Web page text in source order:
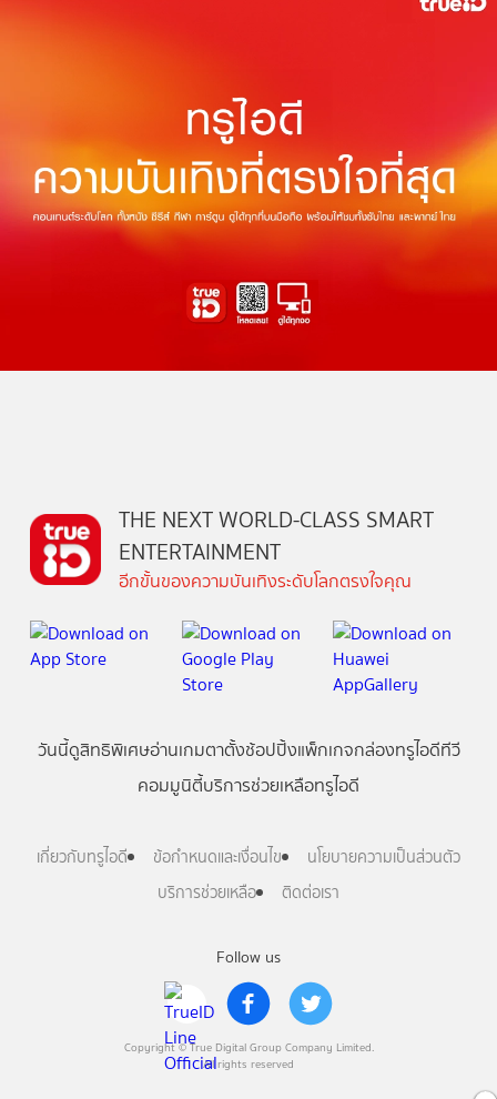
Follow us
Copyright © True Digital Group Company Limited.
All rights reserved
THE NEXT WORLD-CLASS SMART
ENTERTAINMENT
อีกขั้นของความบันเทิงระดับโลกตรงใจคุณ
วันนี้ดูสิทธิพิเศษอ่านเกมตาตั้งช้อปปิ้งแพ็กเกจกล่องทรูไอดีทีวี
คอมมูนิตี้บริการช่วยเหลือทรูไอดี
เกี่ยวกับทรูไอดี ข้อกำหนดและเงื่อนไข
นโยบายความเป็นส่วนตัว
บริการช่วยเหลือ
ติดต่อเรา